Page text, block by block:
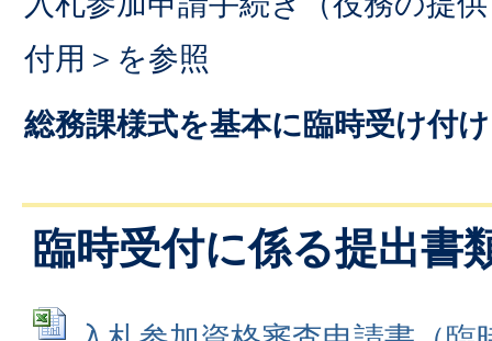
付用＞を参照
総務課様式を基本に臨時受け付
臨時受付に係る提出書